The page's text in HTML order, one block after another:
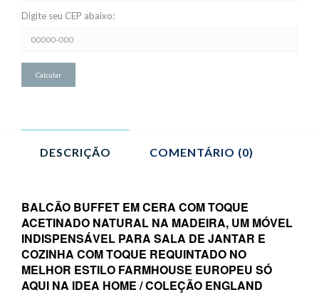
Digite seu CEP abaixo:
e
Prazo
DESCRIÇÃO COMENTÁRIO (0)
BALCÃO BUFFET EM CERA COM TOQUE
ACETINADO NATURAL NA MADEIRA, UM MÓVEL
INDISPENSÁVEL PARA SALA DE JANTAR E
COZINHA COM TOQUE REQUINTADO NO
MELHOR ESTILO FARMHOUSE EUROPEU SÓ
AQUI NA IDEA HOME / COLEÇÃO ENGLAND